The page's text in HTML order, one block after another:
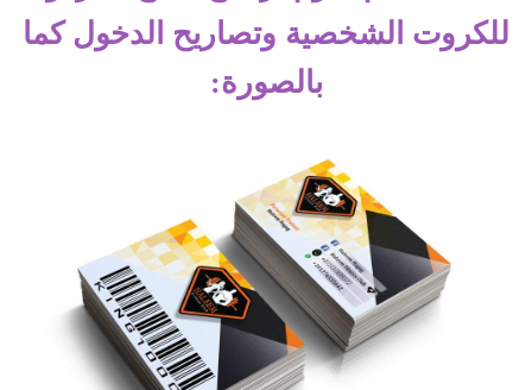
للكروت الشخصية وتصاريح الدخول كما
بالصورة: